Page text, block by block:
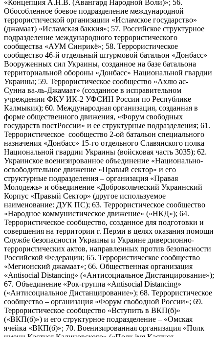
«Концепция А.Н.В. (Авангард Народной Воли)»; 56.
Обособленное боевое подразделение международной
террористической организации «Исламское государство»
(джамаат) «Исламская баккия»; 57. Российское структурное
подразделение международного террористического
сообщества «АУМ Синрикё»; 58. Террористическое
сообщество 46-й отдельный штурмовой батальон «Донбасс»
Вооруженных сил Украины, созданное на базе батальона
территориальной обороны «Донбасс» Национальной гвардии
Украины; 59. Террористическое сообщество «Ахлю ас-
Сунна ва-ль-Джамаат» (созданное в исправительном
учреждении ФКУ ИК-2 УФСИН России по Республике
Калмыкия); 60. Международная организация, созданная в
форме общественного движения, «Форум свободных
государств постРоссии» и ее структурные подразделения; 61.
Террористическое сообщество 2-ой батальон специального
назначения «Донбасс» 15-го отдельного Славянского полка
Национальной гвардии Украины (войсковая часть 3035); 62.
Украинское военизированное объединение «Национально-
освободительное движение «Правый сектор» и его
структурные подразделения – организация «Правая
Молодежь» и объединение «Добровольческий Украинский
Корпус «Правый Сектор» (другое используемое
наименование: ДУК ПС); 63. Террористическое сообщество
«Народное коммунистическое движение» («НКД»); 64.
Террористическое сообщество, созданное для подготовки и
совершения на территории г. Перми в целях оказания помощи
Службе безопасности Украины и Украине диверсионно-
террористических актов, направленных против безопасности
Российской Федерации; 65. Террористическое сообщество
«Мегионский джамаат»; 66. Общественная организация
«Antisocial Distancing» («Антисоциальное Дистанцирование»);
67. Объединение «Рок-группа «Antisocial Distancing»
(«Антисоциальное Дистанцирование»); 68. Террористическое
сообщество – организация «Форум свободной России»; 69.
Террористическое сообщество «Вступить в ВКП(б)»
(«ВКП(б)») и его структурное подразделение – «Омская
ячейка «ВКП(б)»; 70. Военизированная организация «Полк